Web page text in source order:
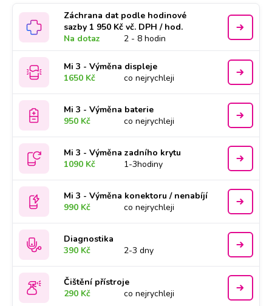
Záchrana dat podle hodinové
sazby 1 950 Kč vč. DPH / hod.
Na dotaz
2 - 8 hodin
Mi 3 - Výměna displeje
1650 Kč
co nejrychleji
Mi 3 - Výměna baterie
950 Kč
co nejrychleji
Mi 3 - Výměna zadního krytu
1090 Kč
1-3hodiny
Mi 3 - Výměna konektoru / nenabíjí
990 Kč
co nejrychleji
Diagnostika
390 Kč
2-3 dny
Čištění přístroje
290 Kč
co nejrychleji